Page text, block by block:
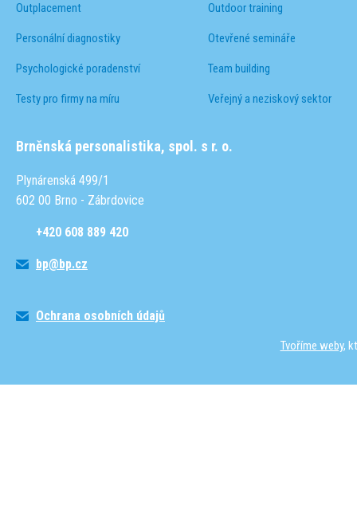
Outplacement
Personální diagnostiky
Psychologické poradenství
Testy pro firmy na míru
Outdoor training
Otevřené semináře
Team building
Veřejný a neziskový sektor
Brněnská personalistika, spol. s r. o.
Plynárenská 499/1
602 00 Brno - Zábrdovice
+420 608 889 420
bp@bp.cz
Ochrana osobních údajů
Tvoříme weby,